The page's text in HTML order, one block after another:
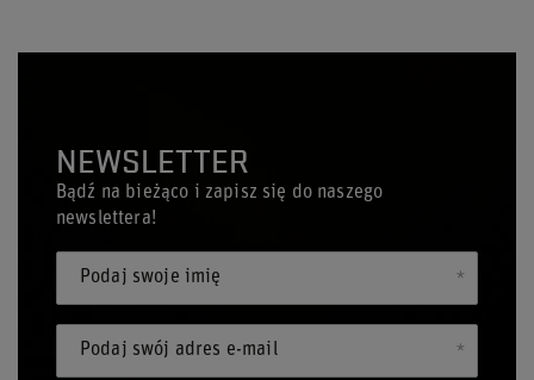
NEWSLETTER
Bądź na bieżąco i zapisz się do naszego
newslettera!
Podaj swoje imię
Podaj swój adres e-mail